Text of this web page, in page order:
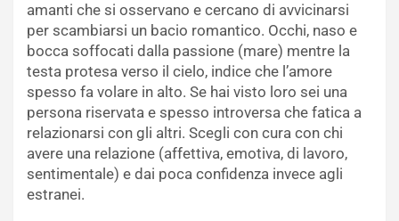
amanti che si osservano e cercano di avvicinarsi
per scambiarsi un bacio romantico. Occhi, naso e
bocca soffocati dalla passione (mare) mentre la
testa protesa verso il cielo, indice che l’amore
spesso fa volare in alto. Se hai visto loro sei una
persona riservata e spesso introversa che fatica a
relazionarsi con gli altri. Scegli con cura con chi
avere una relazione (affettiva, emotiva, di lavoro,
sentimentale) e dai poca confidenza invece agli
estranei.